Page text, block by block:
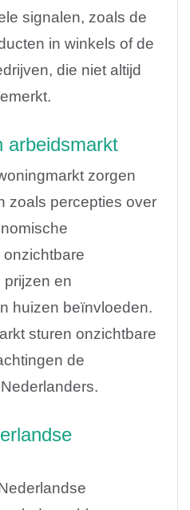
signalen, zoals de
in winkels of de
die niet altijd
arbeidsmarkt
zorgen
zoals percepties over
en
huizen beïnvloeden.
sturen onzichtbare
de